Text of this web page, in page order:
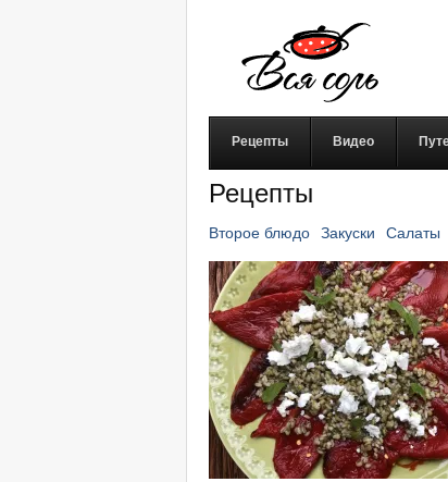
Рецепты Видео
Рецепты
Второе блюдо Закуски Салаты